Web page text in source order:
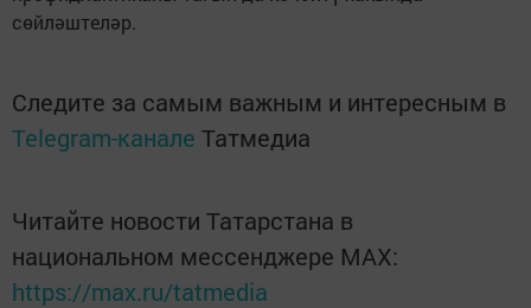
сөйләштеләр.
Следите за самым важным и интересным в
Telegram-канале Татмедиа
Читайте новости Татарстана в
национальном мессенджере MАХ:
https://max.ru/tatmedia